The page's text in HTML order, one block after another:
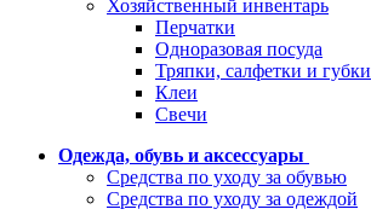
Хозяйственный инвентарь
Перчатки
Одноразовая посуда
Тряпки, салфетки и губки
Клеи
Свечи
Одежда, обувь и аксессуары
Средства по уходу за обувью
Средства по уходу за одеждой